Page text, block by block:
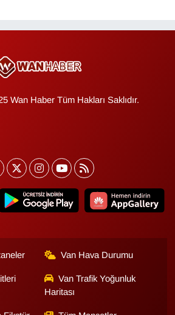
Wan Haber Tüm Hakları Saklıdır.
Van Hava Durumu
Van Trafik Yoğunluk
Haritası